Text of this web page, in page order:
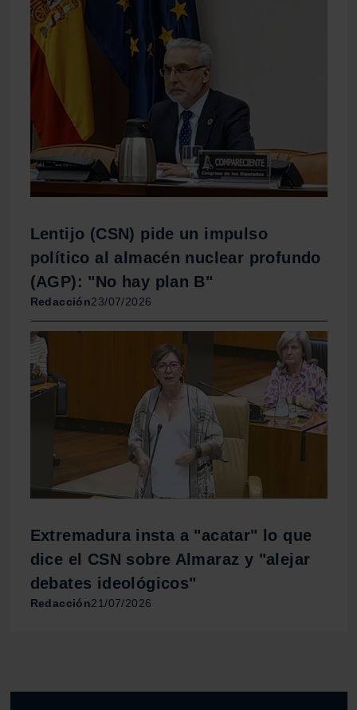
Lentijo (CSN) pide un impulso
político al almacén nuclear profundo
(AGP): "No hay plan B"
Redacción23/07/2026
Extremadura insta a "acatar" lo que
dice el CSN sobre Almaraz y "alejar
debates ideológicos"
Redacción21/07/2026